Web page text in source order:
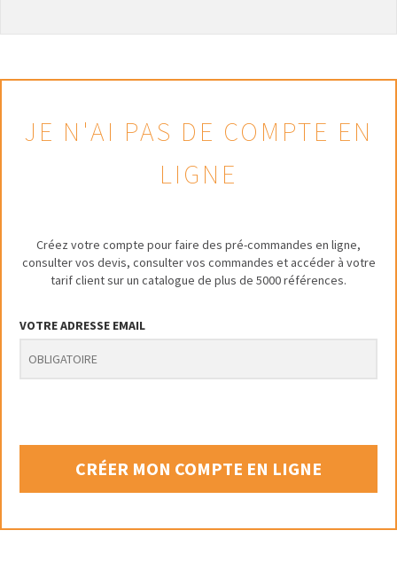
JE N'AI PAS DE COMPTE EN
LIGNE
Créez votre compte pour faire des pré-commandes en ligne,
consulter vos devis, consulter vos commandes et accéder à votre
tarif client sur un catalogue de plus de 5000 références.
VOTRE ADRESSE EMAIL
CRÉER MON COMPTE EN LIGNE